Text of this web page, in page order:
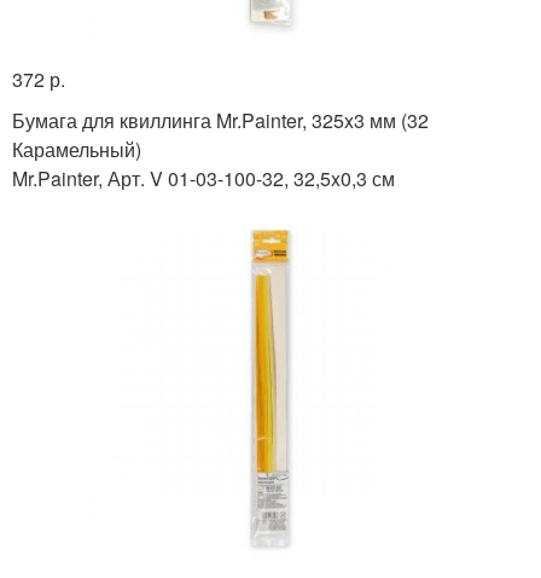
372 р.
Бумага для квиллинга Mr.Painter, 325x3 мм (32
Карамельный)
Mr.Painter, Арт. V 01-03-100-32, 32,5x0,3 см